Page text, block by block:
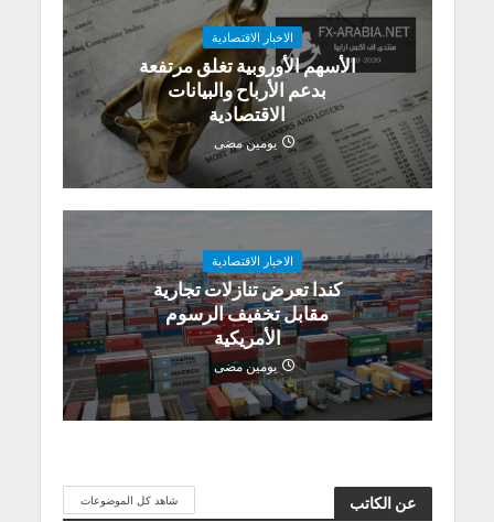
الاخبار الاقتصادية
الأسهم الأوروبية تغلق مرتفعة
بدعم الأرباح والبيانات
الاقتصادية
يومين مضى
الاخبار الاقتصادية
كندا تعرض تنازلات تجارية
مقابل تخفيف الرسوم
الأمريكية
يومين مضى
عن الكاتب شاهد كل الموضوعات